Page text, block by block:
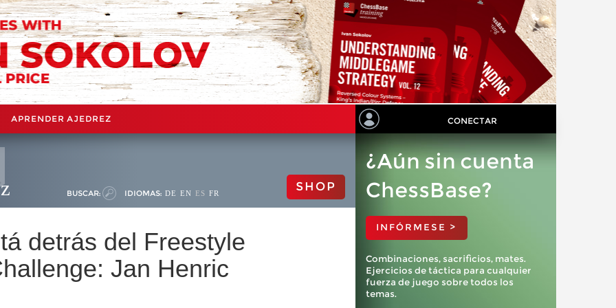
APRENDER AJEDREZ CONECTAR
BUSCAR: IDIOMAS: DE EN ES FR SHOP
detrás del Freestyle
Jan Henric
¿Aún sin cuenta
ChessBase?
INFÓRMESE >
Combinaciones, sacrificios, mates.
Ejercicios de táctica para cualquier
fuerza de juego sobre todos los
temas.